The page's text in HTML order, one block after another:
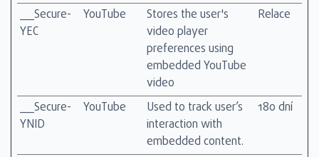
__Secure-
YEC
YouTube
Stores the user's
video player
preferences using
embedded YouTube
video
Relace
__Secure-
YNID
YouTube
Used to track user’s
interaction with
embedded content.
180 dní